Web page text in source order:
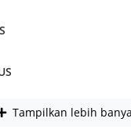
Tampilkan lebih